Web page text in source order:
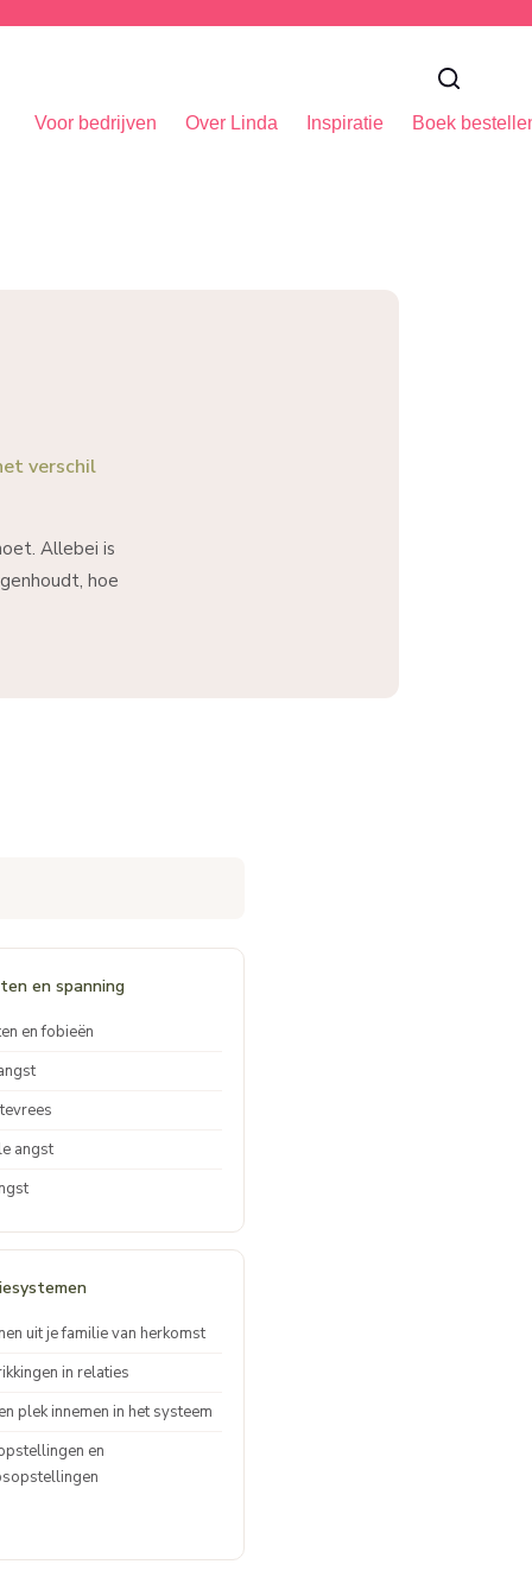
Voor bedrijven Over Linda Inspiratie Boek
verschil
Allebei is
hoe
en spanning
en fobieën
angst
uit je familie van herkomst
in relaties
plek innemen in het systeem
en